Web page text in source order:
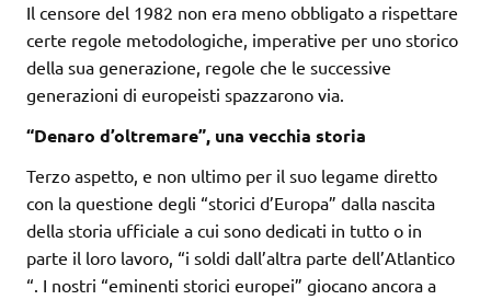
Il censore del 1982 non era meno obbligato a rispettare
certe regole metodologiche, imperative per uno storico
della sua generazione, regole che le successive
generazioni di europeisti spazzarono via.
“Denaro d’oltremare”, una vecchia storia
Terzo aspetto, e non ultimo per il suo legame diretto
con la questione degli “storici d’Europa” dalla nascita
della storia ufficiale a cui sono dedicati in tutto o in
parte il loro lavoro, “i soldi dall’altra parte dell’Atlantico
“. I nostri “eminenti storici europei” giocano ancora a